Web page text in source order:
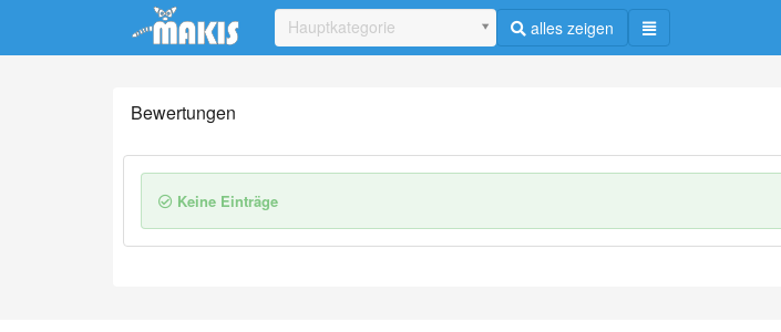
Update cookies preferences
Hauptkategorie alles zeigen
Bewertungen
Keine Einträge